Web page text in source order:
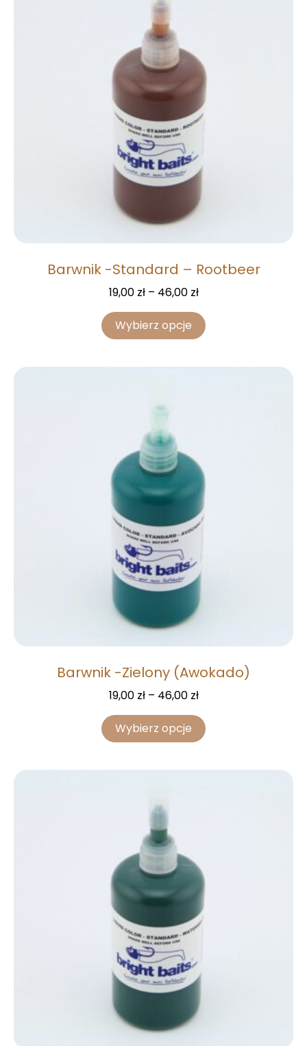
Barwnik -Standard – Rootbeer
19,00 zł – 46,00 zł
Wybierz opcje
Barwnik -Zielony (Awokado)
19,00 zł – 46,00 zł
Wybierz opcje